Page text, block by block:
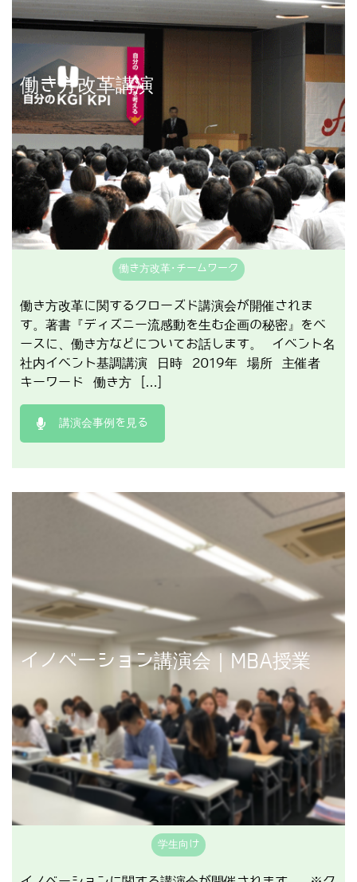
働き方改革講演
働き方改革･チームワーク
働き方改革に関するクローズド講演会が開催されま
す。著書『ディズニー流感動を生む企画の秘密』をベ
ースに、働き方などについてお話します。 イベント名
社内イベント基調講演 日時 2019年 場所 主催者
キーワード 働き方 […]
講演会事例を見る
イノベーション講演会｜MBA授業
講演事例を見る
学生向け